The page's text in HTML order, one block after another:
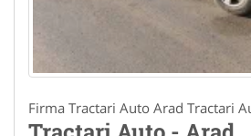
Firma Tractari Auto Arad Tractari